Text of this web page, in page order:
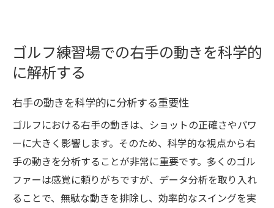
ゴルフ練習場での右手の動きを科学的
に解析する
右手の動きを科学的に分析する重要性
ゴルフにおける右手の動きは、ショットの正確さやパワ
ーに大きく影響します。そのため、科学的な視点から右
手の動きを分析することが非常に重要です。多くのゴル
ファーは感覚に頼りがちですが、データ分析を取り入れ
ることで、無駄な動きを排除し、効率的なスイングを実